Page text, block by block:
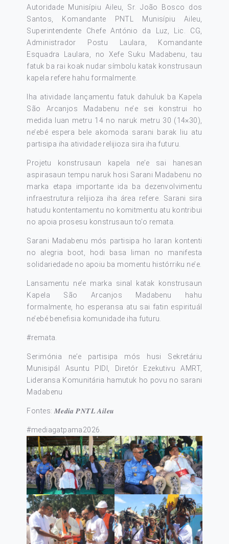
Autoridade Munisípiu Aileu, Sr. João Bosco dos
Santos, Komandante PNTL Munisípiu Aileu,
Superintendente Chefe António da Luz, Lic. CG,
Administrador Postu Laulara, Komandante
Esquadra Laulara, no Xefe Suku Madabenu, tau
fatuk ba rai koak nudar símbolu katak konstrusaun
kapela refere hahu formalmente.
Iha atividade lançamentu fatuk dahuluk ba Kapela
São Arcanjos Madabenu ne’e sei konstrui ho
medida luan metru 14 no naruk metru 30 (14×30),
ne’ebé espera bele akomoda sarani barak liu atu
partisipa iha atividade relijioza sira iha futuru.
Projetu konstrusaun kapela ne’e sai hanesan
aspirasaun tempu naruk hosi Sarani Madabenu no
marka etapa importante ida ba dezenvolvimentu
infraestrutura relijioza iha área refere. Sarani sira
hatudu kontentamentu no komitmentu atu kontribui
no apoia prosesu konstrusaun to’o remata.
Sarani Madabenu mós partisipa ho laran kontenti
no alegria boot, hodi basa liman no manifesta
solidariedade no apoiu ba momentu histórriku ne’e.
Lansamentu ne’e marka sinal katak konstrusaun
Kapela São Arcanjos Madabenu hahu
formalmente, ho esperansa atu sai fatin espirituál
ne’ebé benefisia komunidade iha futuru.
#remata
Serimónia ne’e partisipa mós husi Sekretáriu
Munisipál Asuntu PIDI, Diretór Ezekutivu AMRT,
Lideransa Komunitária hamutuk ho povu no sarani
Madabenu
Fontes: 𝑴𝒆𝒅𝒊𝒂 𝑷𝑵𝑻𝑳 𝑨𝒊𝒍𝒆𝒖
#mediagatpama2026